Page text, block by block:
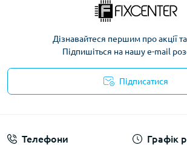
Дізнавайтеся першим про акції
Підпишіться на нашу e-mail
Підписатися
Телефони Графік